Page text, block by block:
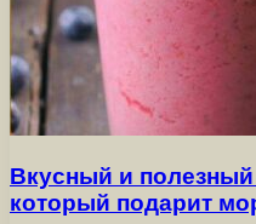
Вкусный и полезный
который подарит